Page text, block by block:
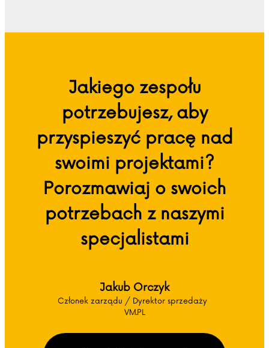
Jakiego zespołu
potrzebujesz, aby
przyspieszyć pracę nad
swoimi projektami?
Porozmawiaj o swoich
potrzebach z naszymi
specjalistami
Jakub Orczyk
Członek zarządu / Dyrektor sprzedaży
VM.PL